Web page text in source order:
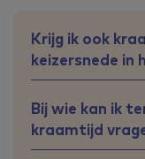
Krijg ik ook
keizersnede in
Bij wie kan ik
kraamtijd